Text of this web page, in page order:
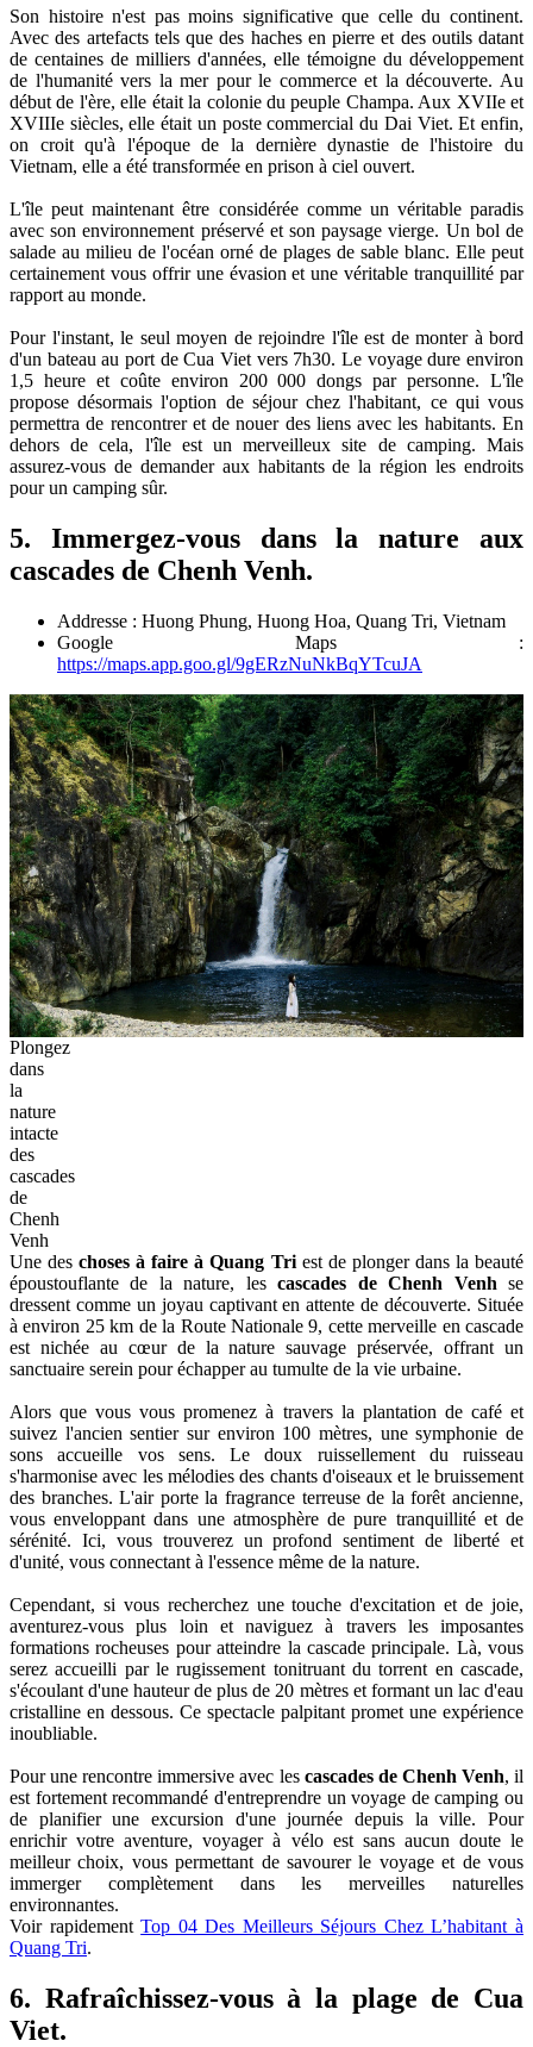
Son histoire n'est pas moins significative que celle du continent.
Avec des artefacts tels que des haches en pierre et des outils datant
de centaines de milliers d'années, elle témoigne du développement
de l'humanité vers la mer pour le commerce et la découverte. Au
début de l'ère, elle était la colonie du peuple Champa. Aux XVIIe et
XVIIIe siècles, elle était un poste commercial du Dai Viet. Et enfin,
on croit qu'à l'époque de la dernière dynastie de l'histoire du
Vietnam, elle a été transformée en prison à ciel ouvert.
L'île peut maintenant être considérée comme un véritable paradis
avec son environnement préservé et son paysage vierge. Un bol de
salade au milieu de l'océan orné de plages de sable blanc. Elle peut
certainement vous offrir une évasion et une véritable tranquillité par
rapport au monde.
Pour l'instant, le seul moyen de rejoindre l'île est de monter à bord
d'un bateau au port de Cua Viet vers 7h30. Le voyage dure environ
1,5 heure et coûte environ 200 000 dongs par personne. L'île
propose désormais l'option de séjour chez l'habitant, ce qui vous
permettra de rencontrer et de nouer des liens avec les habitants. En
dehors de cela, l'île est un merveilleux site de camping. Mais
assurez-vous de demander aux habitants de la région les endroits
pour un camping sûr.
5. Immergez-vous dans la nature aux
cascades de Chenh Venh.
Addresse : Huong Phung, Huong Hoa, Quang Tri, Vietnam
Google Maps :
https://maps.app.goo.gl/9gERzNuNkBqYTcuJA
Plongez
dans
la
nature
intacte
des
cascades
de
Chenh
Venh
Une deschoses à faire à Quang Triest de plonger dans la beauté
époustouflante de la nature, lescascades de Chenh Venh se
dressent comme un joyau captivant en attente de découverte. Située
à environ 25 km de la Route Nationale 9, cette merveille en cascade
est nichée au cœur de la nature sauvage préservée, offrant un
sanctuaire serein pour échapper au tumulte de la vie urbaine.
Alors que vous vous promenez à travers la plantation de café et
suivez l'ancien sentier sur environ 100 mètres, une symphonie de
sons accueille vos sens. Le doux ruissellement du ruisseau
s'harmonise avec les mélodies des chants d'oiseaux et le bruissement
des branches. L'air porte la fragrance terreuse de la forêt ancienne,
vous enveloppant dans une atmosphère de pure tranquillité et de
sérénité. Ici, vous trouverez un profond sentiment de liberté et
d'unité, vous connectant à l'essence même de la nature.
Cependant, si vous recherchez une touche d'excitation et de joie,
aventurez-vous plus loin et naviguez à travers les imposantes
formations rocheuses pour atteindre la cascade principale. Là, vous
serez accueilli par le rugissement tonitruant du torrent en cascade,
s'écoulant d'une hauteur de plus de 20 mètres et formant un lac d'eau
cristalline en dessous. Ce spectacle palpitant promet une expérience
inoubliable.
Pour une rencontre immersive avec les cascades de Chenh Venh, il
est fortement recommandé d'entreprendre un voyage de camping ou
de planifier une excursion d'une journée depuis la ville. Pour
enrichir votre aventure, voyager à vélo est sans aucun doute le
meilleur choix, vous permettant de savourer le voyage et de vous
immerger complètement dans les merveilles naturelles
environnantes.
Voir rapidementTop 04 Des Meilleurs Séjours Chez L’habitant à
Quang Tri.
6. Rafraîchissez-vous à la plage de Cua
Viet.